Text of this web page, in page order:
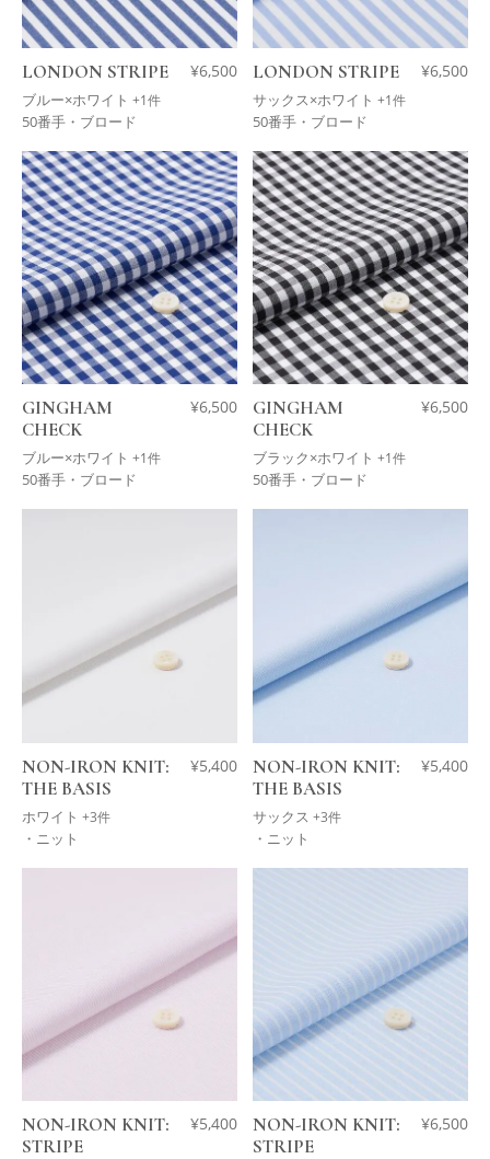
LONDON STRIPE
ブルー×ホワイト +1件
¥6,500
50番手・ブロード
LONDON STRIPE
サックス×ホワイト +1件
¥6,500
50番手・ブロード
GINGHAM
CHECK
ブルー×ホワイト +1件
¥6,500
50番手・ブロード
GINGHAM
CHECK
ブラック×ホワイト +1件
¥6,500
50番手・ブロード
NON-IRON KNIT:
THE BASIS
ホワイト +3件
¥5,400
・ニット
NON-IRON KNIT:
THE BASIS
サックス +3件
¥5,400
・ニット
NON-IRON KNIT:
STRIPE
¥5,400
NON-IRON KNIT:
STRIPE
¥6,500